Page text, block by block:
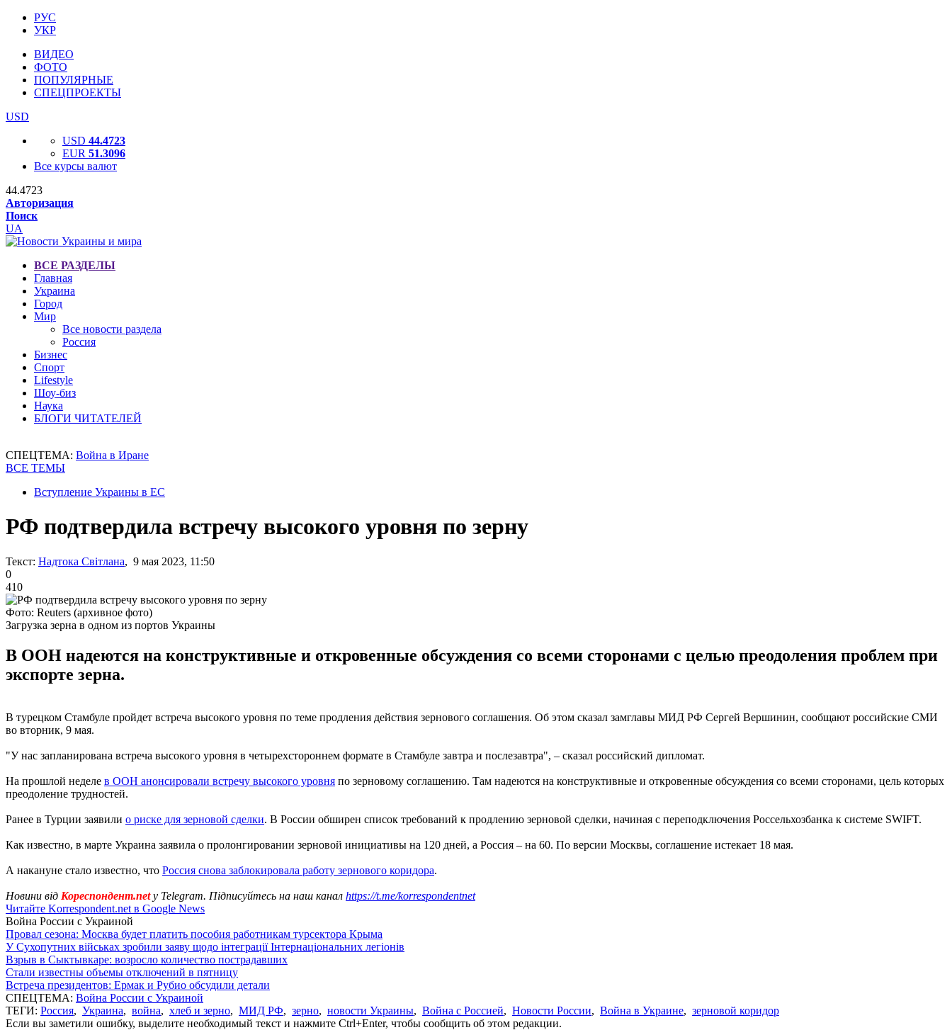
РУС
УКР
ВИДЕО
ФОТО
ПОПУЛЯРНЫЕ
СПЕЦПРОЕКТЫ
USD
USD 44.4723
EUR 51.3096
Все курсы валют
44.4723
Авторизация
Поиск
UA
ВСЕ РАЗДЕЛЫ
Главная
Украина
Город
Мир
Все новости раздела
Россия
Бизнес
Спорт
Lifestyle
Шоу-биз
Наука
БЛОГИ ЧИТАТЕЛЕЙ
СПЕЦТЕМА: Война в Иране
ВСЕ ТЕМЫ
Вступление Украины в ЕС
РФ подтвердила встречу высокого уровня по зерну
Текст: Надтока Світлана, 9 мая 2023, 11:50
0
410
Фото: Reuters (архивное фото)
Загрузка зерна в одном из портов Украины
В ООН надеются на конструктивные и откровенные обсуждения со всеми сторонами с целью преодоления проблем при
экспорте зерна.
В турецком Стамбуле пройдет встреча высокого уровня по теме продления действия зернового соглашения. Об этом сказал замглавы МИД РФ Сергей Вершинин, сообщают российские СМИ
во вторник, 9 мая.
"У нас запланирована встреча высокого уровня в четырехстороннем формате в Стамбуле завтра и послезавтра", – сказал российский дипломат.
На прошлой неделе в ООН анонсировали встречу высокого уровня по зерновому соглашению. Там надеются на конструктивные и откровенные обсуждения со всеми сторонами, цель которых
преодоление трудностей.
Ранее в Турции заявили о риске для зерновой сделки. В России обширен список требований к продлению зерновой сделки, начиная с переподключения Россельхозбанка к системе SWIFT.
Как известно, в марте Украина заявила о пролонгировании зерновой инициативы на 120 дней, а Россия – на 60. По версии Москвы, соглашение истекает 18 мая.
А накануне стало известно, что Россия снова заблокировала работу зернового коридора.
Новини від Кореспондент.netу Telegram. Підписуйтесь на наш канал https://t.me/korrespondentnet
Читайте Korrespondent.net в Google News
Война России с Украиной
Провал сезона: Москва будет платить пособия работникам турсектора Крыма
У Сухопутних військах зробили заяву щодо інтеграції Інтернаціональних легіонів
Взрыв в Сыктывкаре: возросло количество пострадавших
Стали известны объемы отключений в пятницу
Встреча президентов: Ермак и Рубио обсудили детали
СПЕЦТЕМА: Война России с Украиной
ТЕГИ: Россия, Украина, война, хлеб и зерно, МИД РФ, зерно, новости Украины, Война с Россией, Новости России, Война в Украине, зерновой коридор
Если вы заметили ошибку, выделите необходимый текст и нажмите Ctrl+Enter, чтобы сообщить об этом редакции.